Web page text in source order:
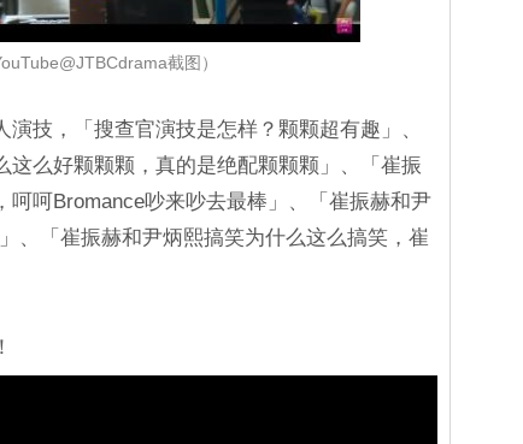
截图）
技，「搜查官演技是怎样？颗颗超有趣」、
这么好颗颗颗，真的是绝配颗颗颗」、「崔振
呵呵Bromance吵来吵去最棒」、「崔振赫和尹
、「崔振赫和尹炳熙搞笑为什么这么搞笑，崔